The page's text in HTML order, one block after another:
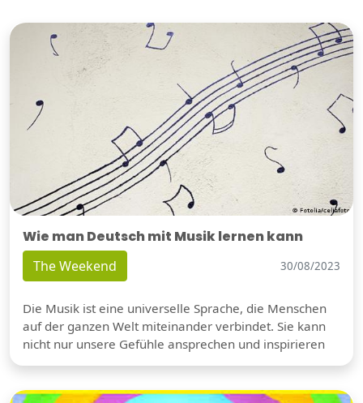
Wie man Deutsch mit Musik lernen kann
The Weekend 30/08/2023
Die Musik ist eine universelle Sprache, die Menschen
auf der ganzen Welt miteinander verbindet. Sie kann
nicht nur unsere Gefühle ansprechen und inspirieren